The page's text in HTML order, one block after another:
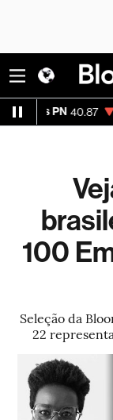
-2.99%
100
Seleção da
22